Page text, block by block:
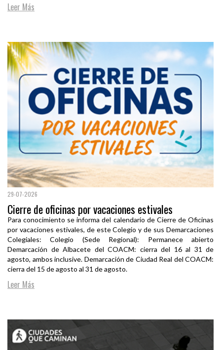
Leer Más
29-07-2026
Cierre de oficinas por vacaciones estivales
Para conocimiento se informa del calendario de Cierre de Oficinas
por vacaciones estivales, de este Colegio y de sus Demarcaciones
Colegiales: Colegio (Sede Regional): Permanece abierto
Demarcación de Albacete del COACM: cierra del 16 al 31 de
agosto, ambos inclusive. Demarcación de Ciudad Real del COACM:
cierra del 15 de agosto al 31 de agosto.
Leer Más